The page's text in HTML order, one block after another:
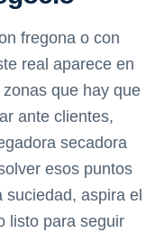
fregona o con
real aparece en
que hay que
ante clientes,
secadora
esos puntos
aspira el
listo para seguir